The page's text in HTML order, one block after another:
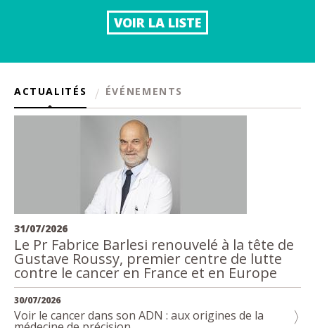
VOIR LA LISTE
ACTUALITÉS ÉVÉNEMENTS
31/07/2026
Le Pr Fabrice Barlesi renouvelé à la tête de
Gustave Roussy, premier centre de lutte
contre le cancer en France et en Europe
30/07/2026
Voir le cancer dans son ADN : aux origines de la